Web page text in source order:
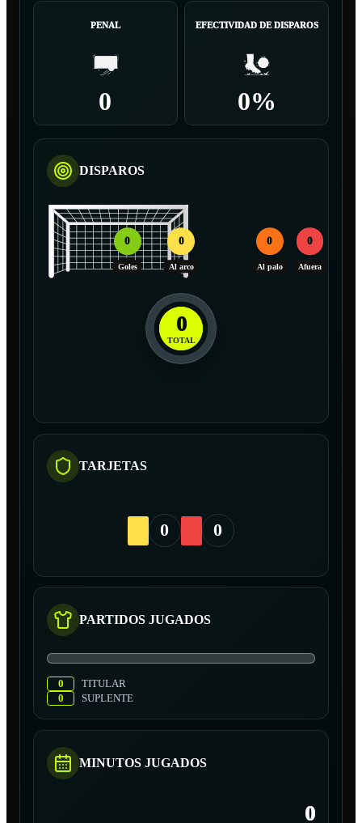
PENAL
0
EFECTIVIDAD DE DISPAROS
0%
DISPAROS
0
Goles
0
Al arco
0
Al palo
0
Afuera
0
TOTAL
TARJETAS
0 0
PARTIDOS JUGADOS
0
TITULAR
0
SUPLENTE
MINUTOS JUGADOS
0